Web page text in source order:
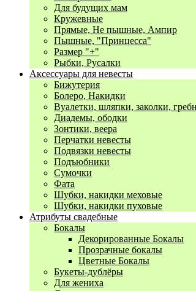
Для будущих мам
Кружевные
Прямые, Не пышные, Ампир
Пышные, "Принцесса"
Размер "+"
Рыбки, Русалки
Аксессуары для невесты
Бижутерия
Болеро, Накидки
Вуалетки, шляпки, заколки,
Диадемы, ободки
Зонтики, веера
Перчатки невесты
Подвязки невесты
Подъюбники
Сумочки
Фата
Шубки, накидки меховые
Шубки, накидки пуховые
Атрибуты свадебные
Бокалы
Декорированные Бокалы
Прозрачные бокалы
Цветные Бокалы
Букеты-дублёры
Для жениха